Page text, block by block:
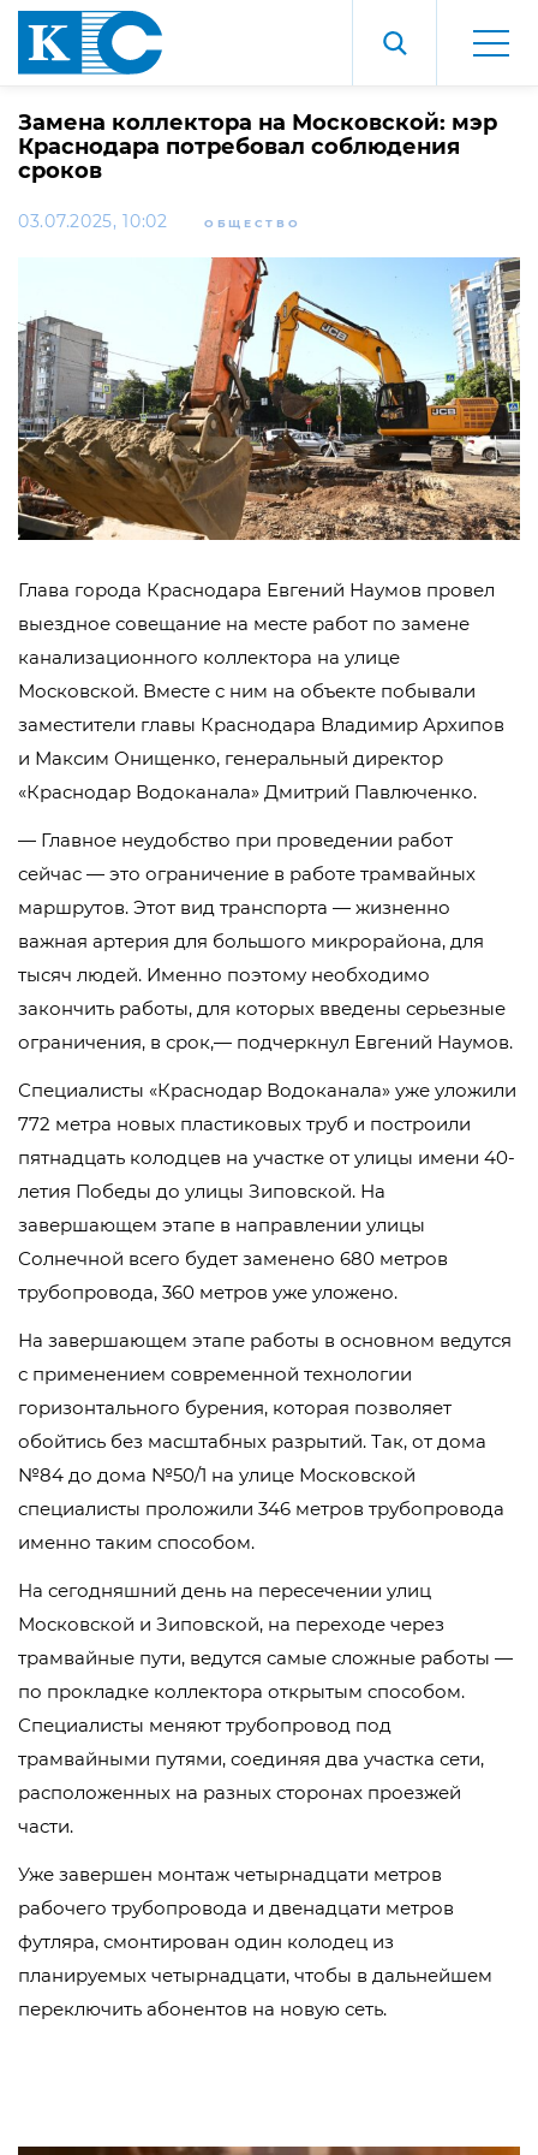
Замена коллектора на Московской: мэр
Краснодара потребовал соблюдения
сроков
03.07.2025, 10:02 ОБЩЕСТВО
Глава города Краснодара Евгений Наумов провел
выездное совещание на месте работ по замене
канализационного коллектора на улице
Московской. Вместе с ним на объекте побывали
заместители главы Краснодара Владимир Архипов
и Максим Онищенко, генеральный директор
«Краснодар Водоканала» Дмитрий Павлюченко.
— Главное неудобство при проведении работ
сейчас — это ограничение в работе трамвайных
маршрутов. Этот вид транспорта — жизненно
важная артерия для большого микрорайона, для
тысяч людей. Именно поэтому необходимо
закончить работы, для которых введены серьезные
ограничения, в срок,— подчеркнул Евгений Наумов.
Специалисты «Краснодар Водоканала» уже уложили
772 метра новых пластиковых труб и построили
пятнадцать колодцев на участке от улицы имени 40-
летия Победы до улицы Зиповской. На
завершающем этапе в направлении улицы
Солнечной всего будет заменено 680 метров
трубопровода, 360 метров уже уложено.
На завершающем этапе работы в основном ведутся
с применением современной технологии
горизонтального бурения, которая позволяет
обойтись без масштабных разрытий. Так, от дома
№84 до дома №50/1 на улице Московской
специалисты проложили 346 метров трубопровода
именно таким способом.
На сегодняшний день на пересечении улиц
Московской и Зиповской, на переходе через
трамвайные пути, ведутся самые сложные работы —
по прокладке коллектора открытым способом.
Специалисты меняют трубопровод под
трамвайными путями, соединяя два участка сети,
расположенных на разных сторонах проезжей
части.
Уже завершен монтаж четырнадцати метров
рабочего трубопровода и двенадцати метров
футляра, смонтирован один колодец из
планируемых четырнадцати, чтобы в дальнейшем
переключить абонентов на новую сеть.